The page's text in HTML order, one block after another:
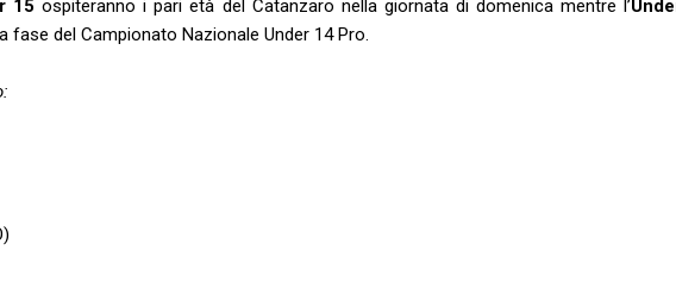
15 ospiteranno i pari età del Catanzaro nella giornata di domenica mentre l’
del Campionato Nazionale Under 14 Pro.